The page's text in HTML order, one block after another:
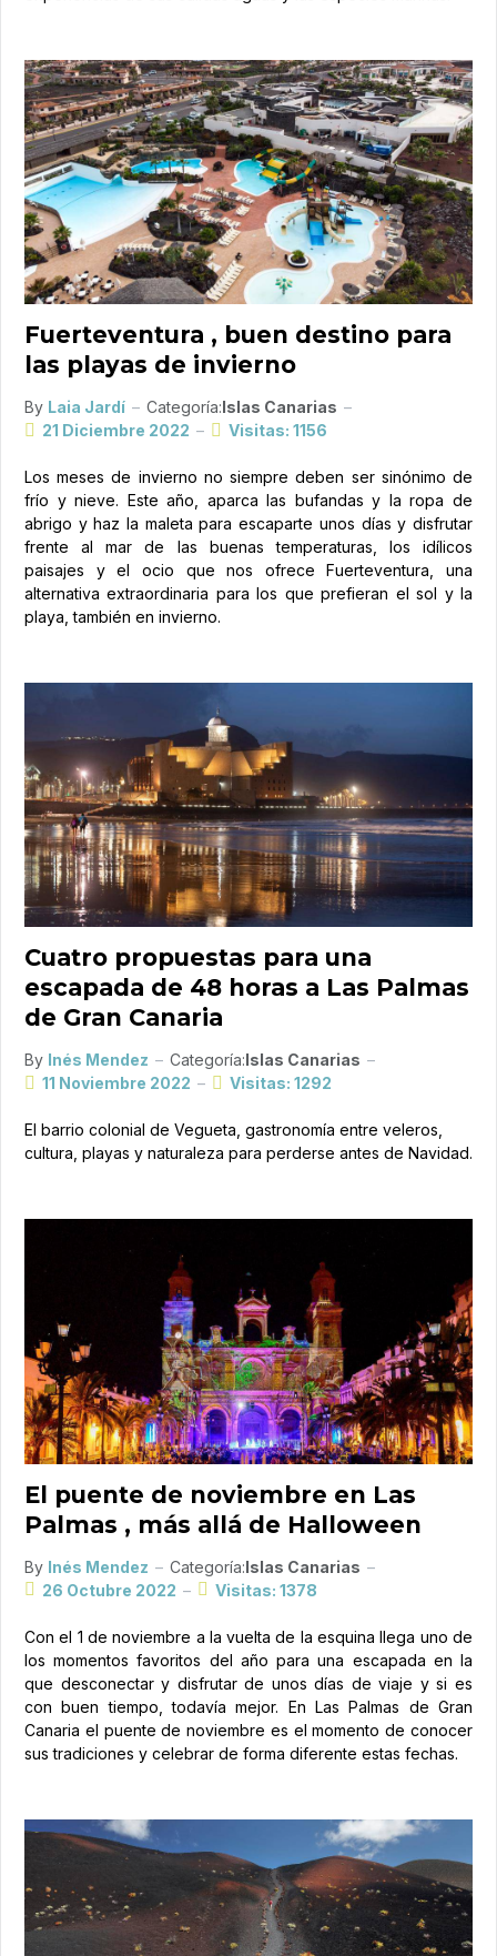
Fuerteventura , buen destino para
las playas de invierno
By Laia Jardí Categoría:Islas Canarias
21 Diciembre 2022
Visitas: 1156
Los meses de invierno no siempre deben ser sinónimo de
frío y nieve. Este año, aparca las bufandas y la ropa de
abrigo y haz la maleta para escaparte unos días y disfrutar
frente al mar de las buenas temperaturas, los idílicos
paisajes y el ocio que nos ofrece Fuerteventura, una
alternativa extraordinaria para los que prefieran el sol y la
playa, también en invierno.
Cuatro propuestas para una
escapada de 48 horas a Las Palmas
de Gran Canaria
By Inés Mendez Categoría: Islas Canarias
11 Noviembre 2022
Visitas: 1292
El barrio colonial de Vegueta, gastronomía entre veleros,
cultura, playas y naturaleza para perderse antes de Navidad.
El puente de noviembre en Las
Palmas , más allá de Halloween
By Inés Mendez Categoría:Islas Canarias
26 Octubre 2022
Visitas: 1378
Con el 1 de noviembre a la vuelta de la esquina llega uno de
los momentos favoritos del año para una escapada en la
que desconectar y disfrutar de unos días de viaje y si es
con buen tiempo, todavía mejor. En Las Palmas de Gran
Canaria el puente de noviembre es el momento de conocer
sus tradiciones y celebrar de forma diferente estas fechas.